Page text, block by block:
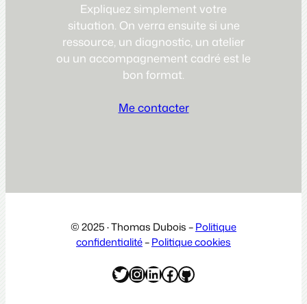
Expliquez simplement votre
situation. On verra ensuite si une
ressource, un diagnostic, un atelier
ou un accompagnement cadré est le
bon format.
Me contacter
© 2025 · Thomas Dubois –Politique
confidentialité–Politique cookies
Twitter
Instagram
LinkedIn
Facebook
GitHub